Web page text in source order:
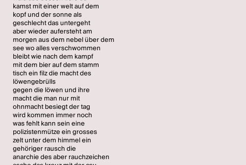
kamst mit einer welt auf dem
kopf und der sonne als
geschlecht das untergeht
aber wieder aufersteht am
morgen aus dem nebel über dem
see wo alles verschwommen
bleibt wie nach dem kampf
mit dem bier auf dem stamm
tisch ein filz die macht des
löwengebrülls
gegen die löwen und ihre
macht die man nur mit
ohnmacht besiegt der tag
wird kommen immer noch
was fehlt kann sein eine
polizistenmütze ein grosses
zelt unter dem himmel ein
gehöriger rausch die
anarchie des aber rauchzeichen